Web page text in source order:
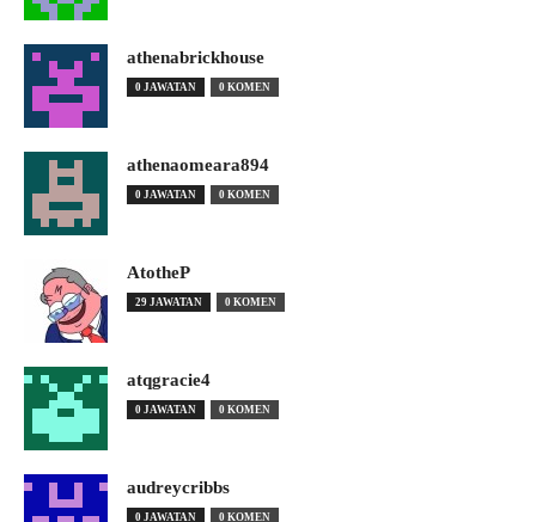
athenabrickhouse
0 JAWATAN 0 KOMEN
athenaomeara894
0 JAWATAN 0 KOMEN
AtotheP
29 JAWATAN 0 KOMEN
atqgracie4
0 JAWATAN 0 KOMEN
audreycribbs
0 JAWATAN 0 KOMEN